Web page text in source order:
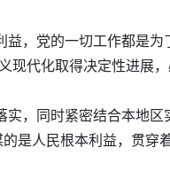
，党的一切工作都是为
现代化取得决定性进展
，同时紧密结合本地
是人民根本利益，贯